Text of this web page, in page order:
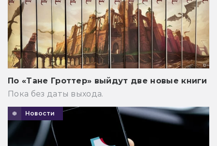
По «Тане Гроттер» выйдут две новые книги
Пока без даты выхода.
Новости